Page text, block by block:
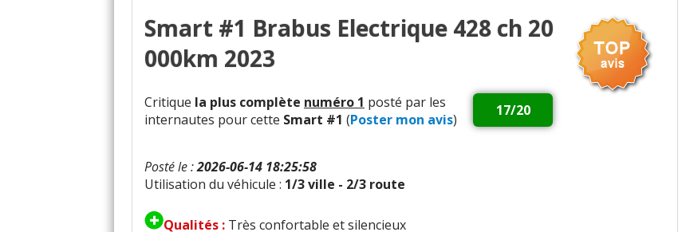
Smart #1 Brabus Electrique 428 ch 20
000km 2023
17/20
Critique la plus complète numéro 1 posté par les
internautes pour cette Smart #1 (Poster mon avis)
Posté le :2026-06-14 18:25:58
Utilisation du véhicule : 1/3 ville - 2/3 route
Qualités : Très confortable et silencieux